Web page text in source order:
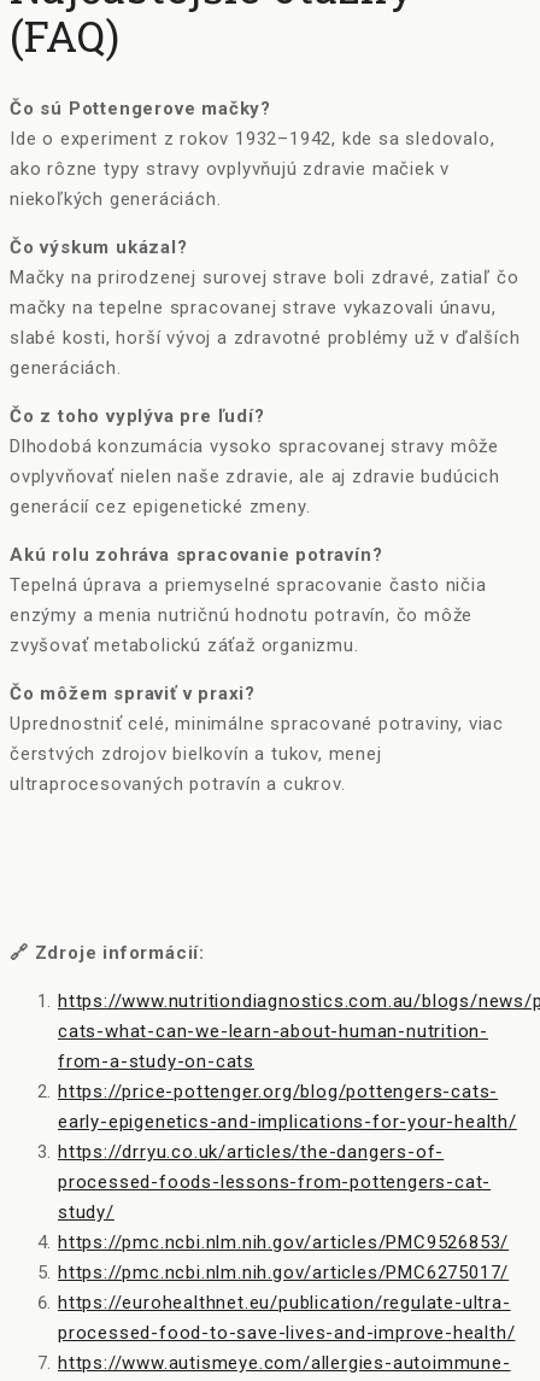
(FAQ)
Čo sú Pottengerove mačky?
Ide o experiment z rokov 1932–1942, kde sa sledovalo,
ako rôzne typy stravy ovplyvňujú zdravie mačiek v
niekoľkých generáciách.
Čo výskum ukázal?
Mačky na prirodzenej surovej strave boli zdravé, zatiaľ čo
mačky na tepelne spracovanej strave vykazovali únavu,
slabé kosti, horší vývoj a zdravotné problémy už v ďalších
generáciách.
Čo z toho vyplýva pre ľudí?
Dlhodobá konzumácia vysoko spracovanej stravy môže
ovplyvňovať nielen naše zdravie, ale aj zdravie budúcich
generácií cez epigenetické zmeny.
Akú rolu zohráva spracovanie potravín?
Tepelná úprava a priemyselné spracovanie často ničia
enzýmy a menia nutričnú hodnotu potravín, čo môže
zvyšovať metabolickú záťaž organizmu.
Čo môžem spraviť v praxi?
Uprednostniť celé, minimálne spracované potraviny, viac
čerstvých zdrojov bielkovín a tukov, menej
ultraprocesovaných potravín a cukrov.
🔗 Zdroje informácií:
https://www.nutritiondiagnostics.com.au/blogs/news/
cats-what-can-we-learn-about-human-nutrition-
from-a-study-on-cats
https://price-pottenger.org/blog/pottengers-cats-
early-epigenetics-and-implications-for-your-health/
https://drryu.co.uk/articles/the-dangers-of-
processed-foods-lessons-from-pottengers-cat-
study/
https://pmc.ncbi.nlm.nih.gov/articles/PMC9526853/
https://pmc.ncbi.nlm.nih.gov/articles/PMC6275017/
https://eurohealthnet.eu/publication/regulate-ultra-
processed-food-to-save-lives-and-improve-health/
https://www.autismeye.com/allergies-autoimmune-